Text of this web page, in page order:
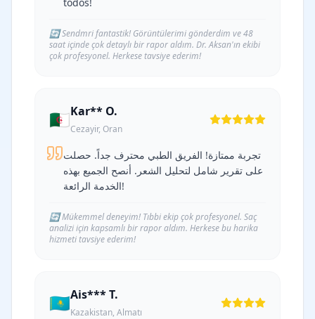
🔄Sendmri fantastik! Görüntülerimi gönderdim ve 48
saat içinde çok detaylı bir rapor aldım. Dr. Aksan'ın ekibi
çok profesyonel. Herkese tavsiye ederim!
🇩🇿Kar** O.
Cezayir, Oran
تجربة ممتازة! الفريق الطبي محترف جداً. حصلت
على تقرير شامل لتحليل الشعر. أنصح الجميع بهذه
الخدمة الرائعة!
🔄Mükemmel deneyim! Tıbbi ekip çok profesyonel. Saç
analizi için kapsamlı bir rapor aldım. Herkese bu harika
hizmeti tavsiye ederim!
🇰🇿Ais*** T.
Kazakistan, Almatı